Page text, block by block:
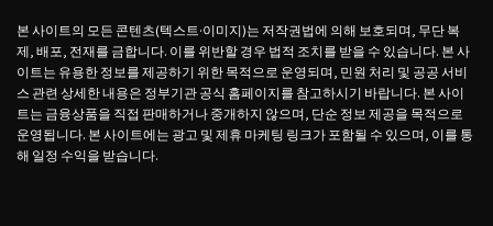
본 사이트의 모든 콘텐츠(텍스트·이미지)는 저작권법에 의해 보호되며, 무단 복
제, 배포, 전재를 금합니다. 이를 위반할 경우 법적 조치를 받을 수 있습니다. 본 사
이트는 유용한 정보를 제공하기 위한 목적으로 운영되며, 민원 처리 및 공공 서비
스 관련 상세한 내용은 정부기관 공식 홈페이지를 참고하시기 바랍니다. 본 사이
트는 금융상품을 직접 판매하거나 중개하지 않으며, 단순 정보 제공을 목적으로
운영됩니다. 본 사이트에는 광고 및 제휴 마케팅 링크가 포함될 수 있으며, 이를 통
해 일정 수익을 받습니다.